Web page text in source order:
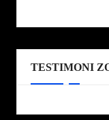
TESTIMONI